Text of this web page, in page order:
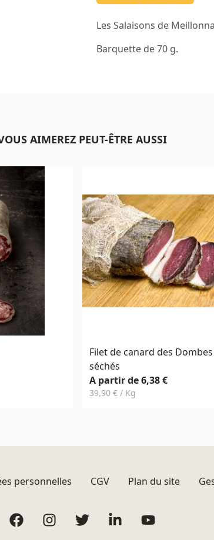
Les Salaisons de
Barquette de 70 g.
AIMEREZ PEUT-ÊTRE AUSSI
Filet de canard des Dombes
séchés
A partir de 6,38 €
39,90 € / Kg
personnelles CGV Plan du site
FacebookInstagramTwitterLinkedInYouTube